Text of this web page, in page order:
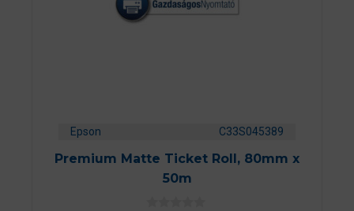
Epson C33S045389
Premium Matte Ticket Roll, 80mm x
50m